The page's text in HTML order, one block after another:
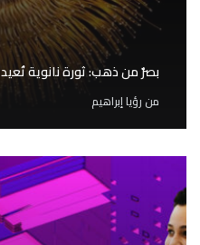
بصرٌ من ذهب: ثورة نانوية
من رؤيا إبراهيم